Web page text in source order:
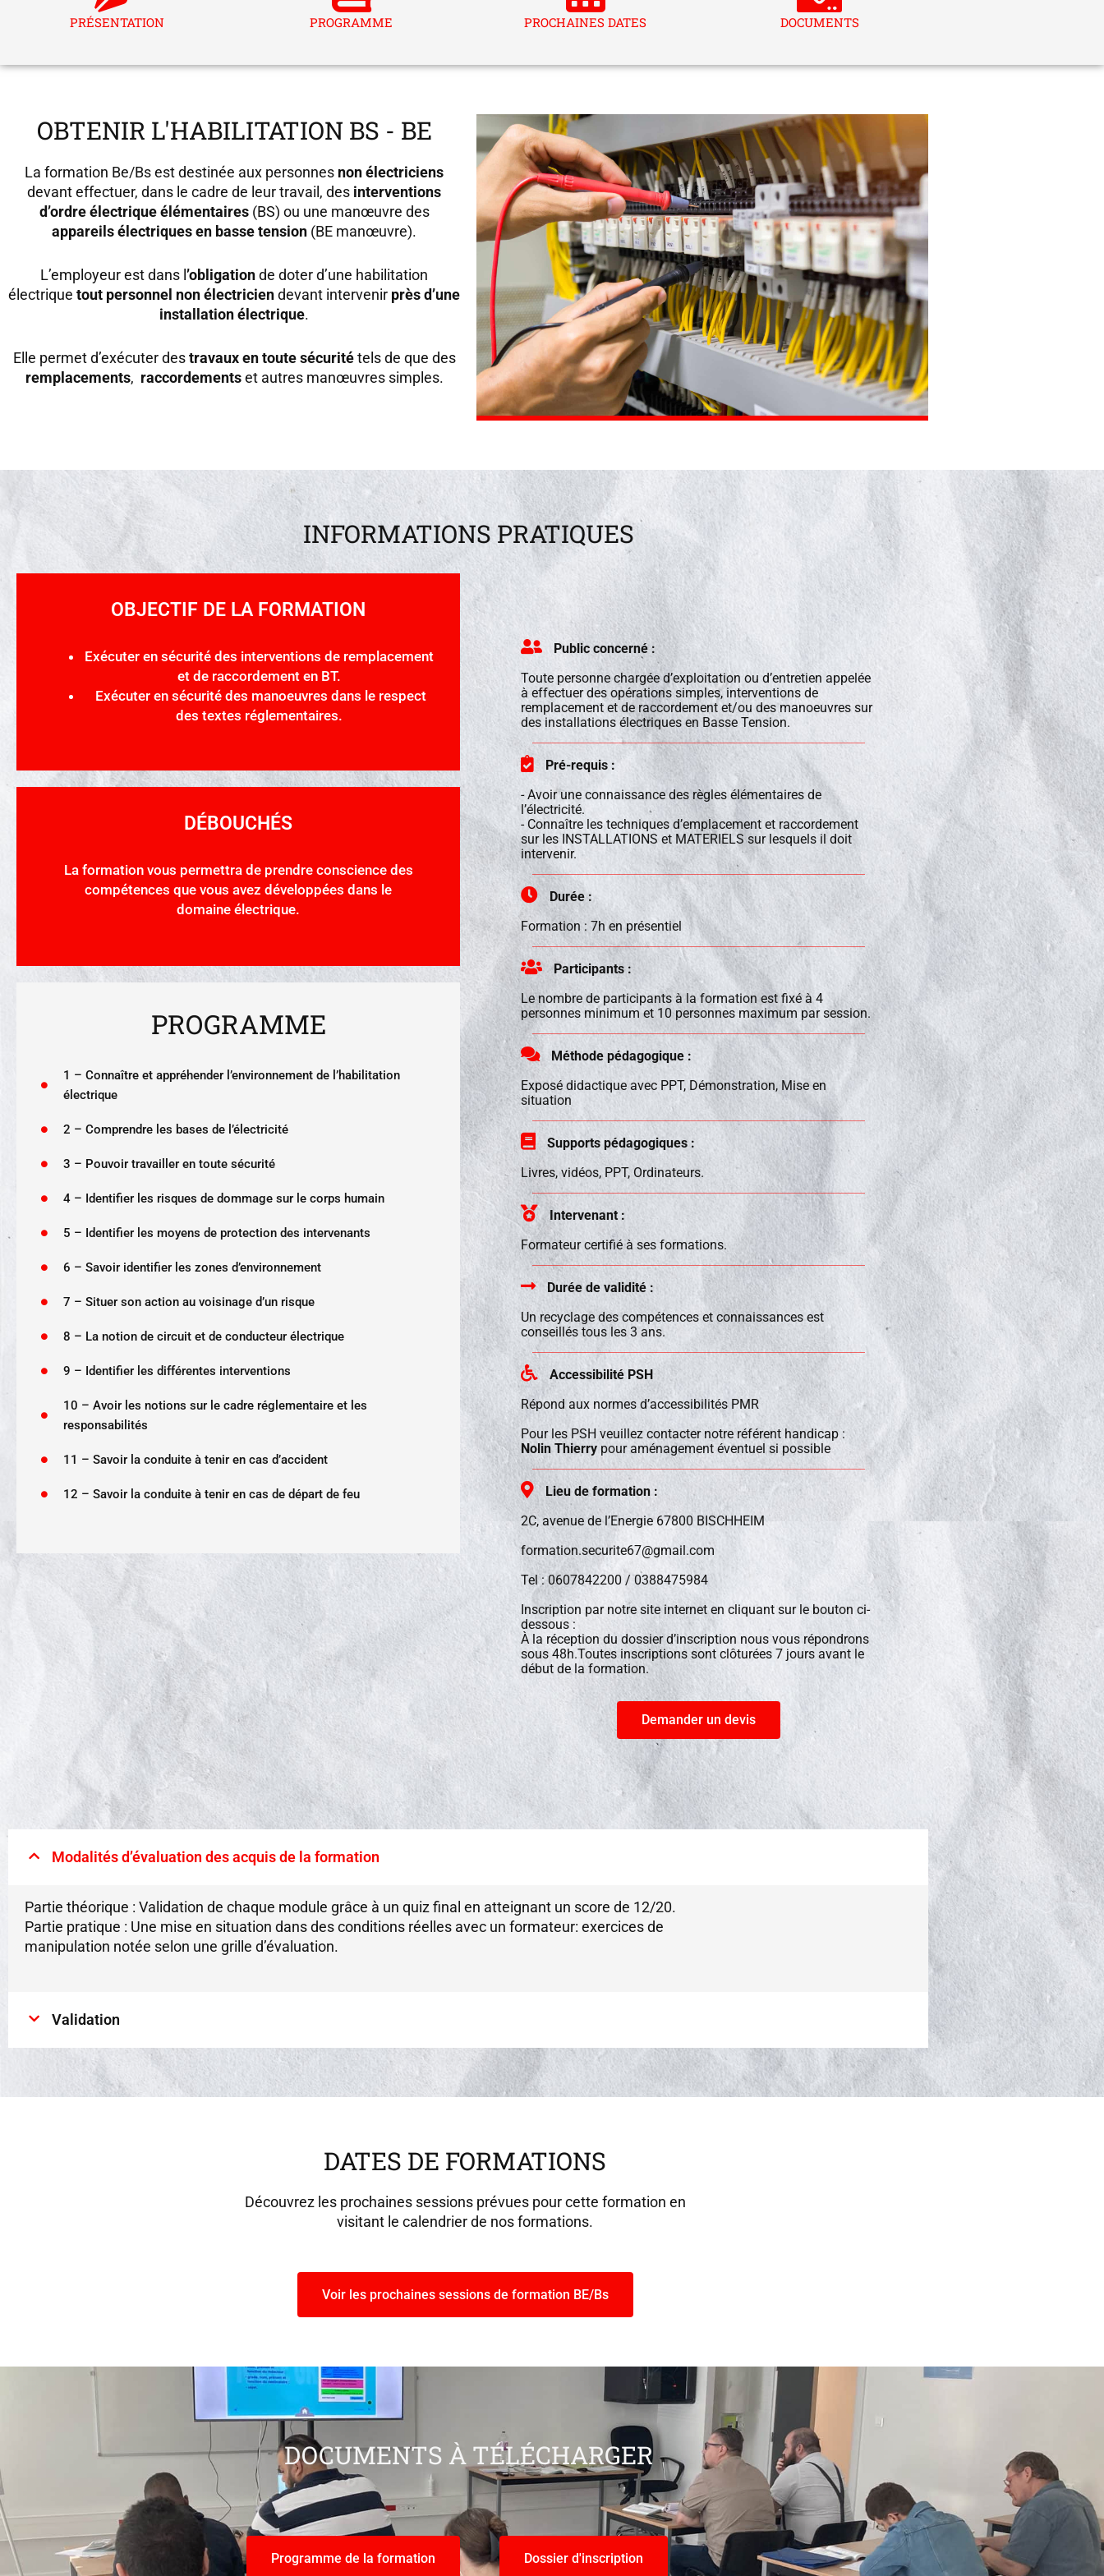
PRÉSENTATION PROGRAMME PROCHAINES DATES DOCUMENTS
OBTENIR L'HABILITATION BS - BE
La formation Be/Bs est destinée aux personnes non électriciens
devant effectuer, dans le cadre de leur travail, des interventions
d’ordre électrique élémentaires(BS) ou une manœuvre des
appareils électriques en basse tension (BE manœuvre).
L’employeur est dans l’obligationde doter d’une habilitation
électrique tout personnel non électriciendevant intervenir près d’une
installation électrique.
Elle permet d’exécuter destravaux en toute sécuritétels de que des
remplacements, raccordementset autres manœuvres simples.
INFORMATIONS PRATIQUES
OBJECTIF DE LA FORMATION
Exécuter en sécurité des interventions de remplacement
et de raccordement en BT.
Exécuter en sécurité des manoeuvres dans le respect
des textes réglementaires.
DÉBOUCHÉS
La formation vous permettra de prendre conscience des
compétences que vous avez développées dans le
domaine électrique.
PROGRAMME
1 – Connaître et appréhender l’environnement de l’habilitation
électrique
2 – Comprendre les bases de l’électricité
3 – Pouvoir travailler en toute sécurité
4 – Identifier les risques de dommage sur le corps humain
5 – Identifier les moyens de protection des intervenants
6 – Savoir identifier les zones d’environnement
7 – Situer son action au voisinage d’un risque
8 – La notion de circuit et de conducteur électrique
9 – Identifier les différentes interventions
10 – Avoir les notions sur le cadre réglementaire et les
responsabilités
11 – Savoir la conduite à tenir en cas d’accident
12 – Savoir la conduite à tenir en cas de départ de feu
Public concerné :
Toute personne chargée d’exploitation ou d’entretien appelée
à effectuer des opérations simples, interventions de
remplacement et de raccordement et/ou des manoeuvres sur
des installations électriques en Basse Tension.
Pré-requis :
- Avoir une connaissance des règles élémentaires de
l’électricité.
- Connaître les techniques d’emplacement et raccordement
sur les INSTALLATIONS et MATERIELS sur lesquels il doit
intervenir.
Durée :
Formation : 7h en présentiel
Participants :
Le nombre de participants à la formation est fixé à 4
personnes minimum et 10 personnes maximum par session.
Méthode pédagogique :
Exposé didactique avec PPT, Démonstration, Mise en
situation
Supports pédagogiques :
Livres, vidéos, PPT, Ordinateurs.
Intervenant :
Formateur certifié à ses formations.
Durée de validité :
Un recyclage des compétences et connaissances est
conseillés tous les 3 ans.
Accessibilité PSH
Répond aux normes d’accessibilités PMR
Pour les PSH veuillez contacter notre référent handicap :
Nolin Thierry pour aménagement éventuel si possible
Lieu de formation :
2C, avenue de l’Energie 67800 BISCHHEIM
formation.securite67@gmail.com
Tel : 0607842200 / 0388475984
Inscription par notre site internet en cliquant sur le bouton ci-
dessous :
À la réception du dossier d’inscription nous vous répondrons
sous 48h.Toutes inscriptions sont clôturées 7 jours avant le
début de la formation.
Demander un devis
Modalités d’évaluation des acquis de la formation
Partie théorique : Validation de chaque module grâce à un quiz final en atteignant un score de 12/20.
Partie pratique : Une mise en situation dans des conditions réelles avec un formateur: exercices de
manipulation notée selon une grille d’évaluation.
Validation
DATES DE FORMATIONS
Découvrez les prochaines sessions prévues pour cette formation en
visitant le calendrier de nos formations.
Voir les prochaines sessions de formation BE/Bs
DOCUMENTS À TÉLÉCHARGER
Programme de la formation Dossier d'inscription